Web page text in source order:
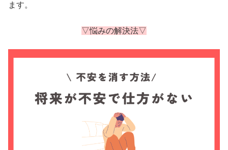
ます。
▽悩みの解決法▽